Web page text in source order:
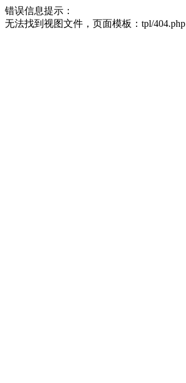
错误信息提示：
无法找到视图文件，页面模板：tpl/404.php